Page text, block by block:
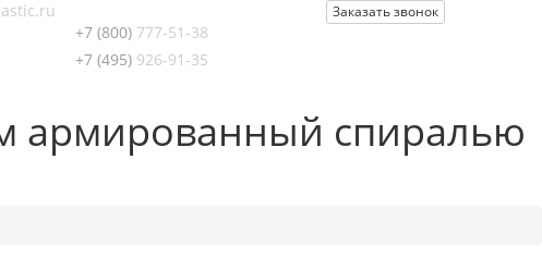
Заказать звонок
+7 (800) 777-51-38
+7 (495) 926-91-35
армированный спиралью